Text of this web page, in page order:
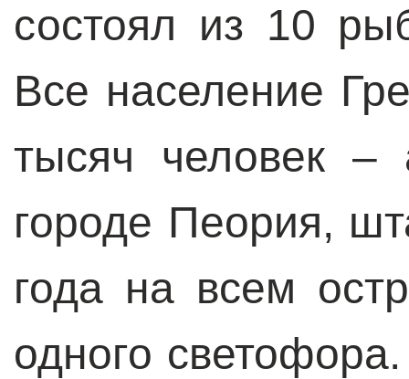
состоял из 10
Все население
тысяч человек
городе Пеория,
года на всем
одного